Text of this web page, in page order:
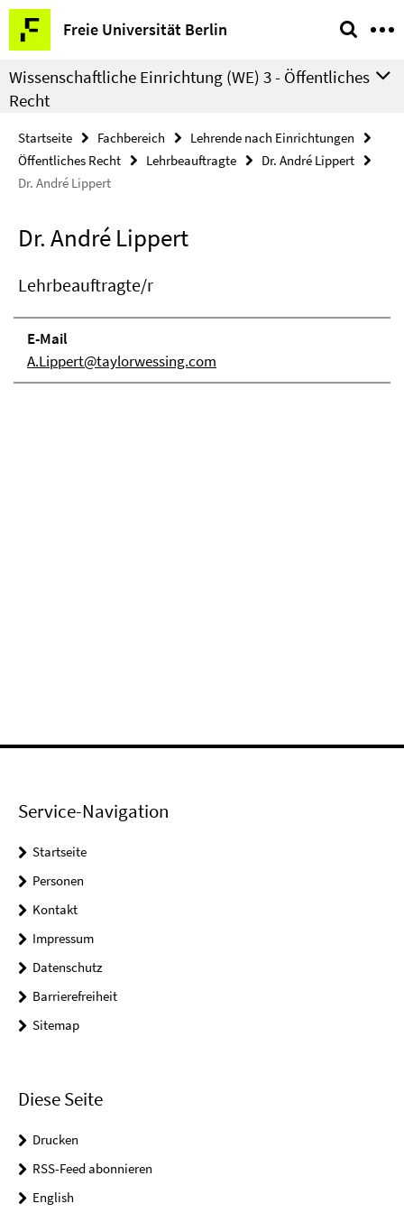
Springe
direkt
zu
Inhalt
Freie Universität Berlin
Service-
Navigation
Wissenschaftliche Einrichtung (WE) 3 - Öffentliches
Recht
Startseite Fachbereich
Lehrende nach Einrichtungen
Öffentliches Recht
Lehrbeauftragte
Dr. André Lippert
Dr. André Lippert
Dr. André Lippert
Lehrbeauftragte/r
E-Mail
A.Lippert@taylorwessing.com
Service-Navigation
Startseite
Personen
Kontakt
Impressum
Datenschutz
Barrierefreiheit
Sitemap
Diese Seite
Drucken
RSS-Feed abonnieren
English